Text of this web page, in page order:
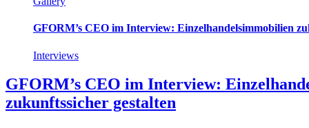
GFORM’s CEO im Interview: Einzelhandelsimmobilien
Interviews
GFORM’s CEO im Interview:
zukunftssicher gestalten